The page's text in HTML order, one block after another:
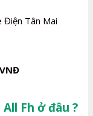
Điện Tân Mai
Fh ở đâu ?